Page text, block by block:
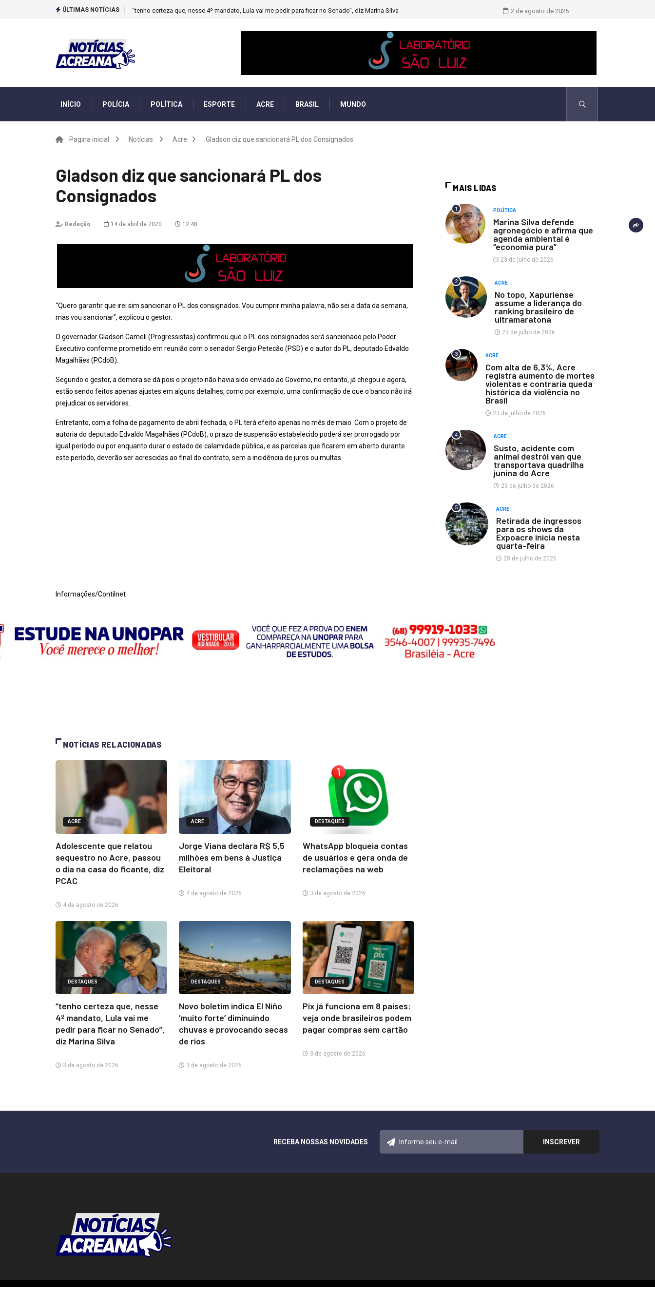
ÚLTIMAS NOTÍCIAS “tenho certeza que, nesse 4º mandato, Lula vai me pedir para ficar no Senado”, diz Marina Silva Novo boletim indica El Niño ‘muito
2 de agosto de 2026
INÍCIO POLÍCIA POLÍTICA ESPORTE ACRE BRASIL MUNDO
Pagina inicial Notícias Acre Gladson diz que sancionará PL dos Consignados
Gladson diz que sancionará PL dos
Consignados
Redação 14 de abril de 2020 12:48
“Quero garantir que irei sim sancionar o PL dos consignados. Vou cumprir minha palavra, não sei a data da semana,
mas vou sancionar”, explicou o gestor.
O governador Gladson Cameli (Progressistas) confirmou que o PL dos consignados será sancionado pelo Poder
Executivo conforme prometido em reunião com o senador Sergio Petecão (PSD) e o autor do PL, deputado Edvaldo
Magalhães (PCdoB).
Segundo o gestor, a demora se dá pois o projeto não havia sido enviado ao Governo, no entanto, já chegou e agora,
estão sendo feitos apenas ajustes em alguns detalhes, como por exemplo, uma confirmação de que o banco não irá
prejudicar os servidores.
Entretanto, com a folha de pagamento de abril fechada, o PL terá efeito apenas no mês de maio. Com o projeto de
autoria do deputado Edvaldo Magalhães (PCdoB), o prazo de suspensão estabelecido poderá ser prorrogado por
igual período ou por enquanto durar o estado de calamidade pública, e as parcelas que ficarem em aberto durante
este período, deverão ser acrescidas ao final do contrato, sem a incidência de juros ou multas.
Informações/Contilnet
NOTÍCIAS RELACIONADAS
ACRE
Adolescente que relatou
sequestro no Acre, passou
o dia na casa do ficante, diz
PCAC
4 de agosto de 2026
ACRE
Jorge Viana declara R$ 5,5
milhões em bens à Justiça
Eleitoral
4 de agosto de 2026
DESTAQUES
WhatsApp bloqueia contas
de usuários e gera onda de
reclamações na web
3 de agosto de 2026
DESTAQUES
“tenho certeza que, nesse
4º mandato, Lula vai me
pedir para ficar no Senado”,
diz Marina Silva
3 de agosto de 2026
DESTAQUES
Novo boletim indica El Niño
‘muito forte’ diminuindo
chuvas e provocando secas
de rios
3 de agosto de 2026
DESTAQUES
Pix já funciona em 8 países:
veja onde brasileiros podem
pagar compras sem cartão
3 de agosto de 2026
MAIS LIDAS
1 POLÍTICA
Marina Silva defende
agronegócio e afirma que
agenda ambiental é
“economia pura”
23 de julho de 2026
2 ACRE
No topo, Xapuriense
assume a liderança do
ranking brasileiro de
ultramaratona
23 de julho de 2026
3 ACRE
Com alta de 6,3%, Acre
registra aumento de mortes
violentas e contraria queda
histórica da violência no
Brasil
23 de julho de 2026
4 ACRE
Susto, acidente com
animal destrói van que
transportava quadrilha
junina do Acre
23 de julho de 2026
5 ACRE
Retirada de ingressos
para os shows da
Expoacre inicia nesta
quarta-feira
28 de julho de 2026
RECEBA NOSSAS NOVIDADES